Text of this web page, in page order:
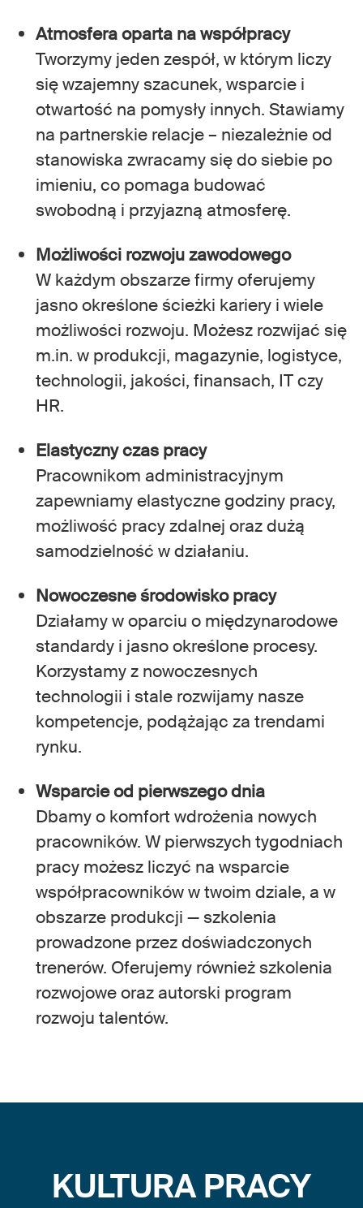
Atmosfera oparta na współpracy
Tworzymy jeden zespół, w którym liczy
się wzajemny szacunek, wsparcie i
otwartość na pomysły innych. Stawiamy
na partnerskie relacje – niezależnie od
stanowiska zwracamy się do siebie po
imieniu, co pomaga budować
swobodną i przyjazną atmosferę.
Możliwości rozwoju zawodowego
W każdym obszarze firmy oferujemy
jasno określone ścieżki kariery i wiele
możliwości rozwoju. Możesz rozwijać się
m.in. w produkcji, magazynie, logistyce,
technologii, jakości, finansach, IT czy
HR.
Elastyczny czas pracy
Pracownikom administracyjnym
zapewniamy elastyczne godziny pracy,
możliwość pracy zdalnej oraz dużą
samodzielność w działaniu.
Nowoczesne środowisko pracy
Działamy w oparciu o międzynarodowe
standardy i jasno określone procesy.
Korzystamy z nowoczesnych
technologii i stale rozwijamy nasze
kompetencje, podążając za trendami
rynku.
Wsparcie od pierwszego dnia
Dbamy o komfort wdrożenia nowych
pracowników. W pierwszych tygodniach
pracy możesz liczyć na wsparcie
współpracowników w twoim dziale, a w
obszarze produkcji — szkolenia
prowadzone przez doświadczonych
trenerów. Oferujemy również szkolenia
rozwojowe oraz autorski program
rozwoju talentów.
KULTURA PRACY